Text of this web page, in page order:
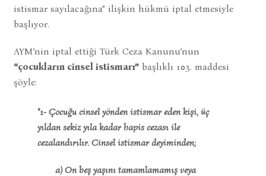
istismar sayılacağına” ilişkin hükmü iptal etmesiyle
başlıyor.
AYM’nin iptal ettiği Türk Ceza Kanunu’nun
“çocukların cinsel istismarı”başlıklı 103. maddesi
şöyle:
"1- Çocuğu cinsel yönden istismar eden kişi, üç
yıldan sekiz yıla kadar hapis cezası ile
cezalandırılır. Cinsel istismar deyiminden;
a) On beş yaşını tamamlamamış veya